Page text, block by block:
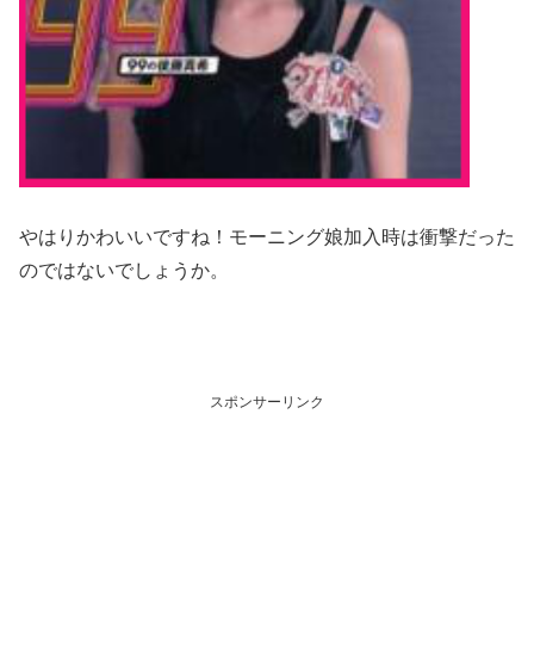
やはりかわいいですね！モーニング娘加入時は衝撃だった
のではないでしょうか。
スポンサーリンク